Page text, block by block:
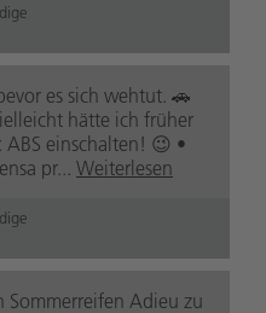
es sich wehtut. 🚗
hätte ich früher
einschalten! 😉 •
pr... Weiterlesen
Sommerreifen Adieu zu